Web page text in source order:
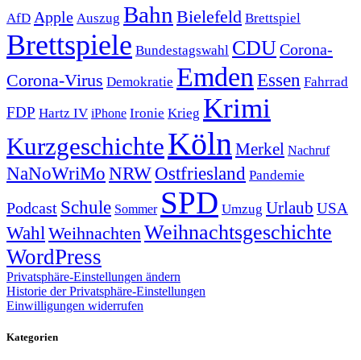
AfD Apple Auszug Bahn Bielefeld Brettspiel
Brettspiele Bundestagswahl CDUCorona-
Corona-Virus Demokratie Emden Essen Fahrrad
FDP Hartz IV iPhone Ironie Krieg Krimi
KurzgeschichteKöln Merkel Nachruf
NaNoWriMo NRWOstfriesland Pandemie
Podcast Schule Sommer SPD Umzug Urlaub USA
Wahl Weihnachten Weihnachtsgeschichte
WordPress
Privatsphäre-Einstellungen ändern
Historie der Privatsphäre-Einstellungen
Einwilligungen widerrufen
Kategorien